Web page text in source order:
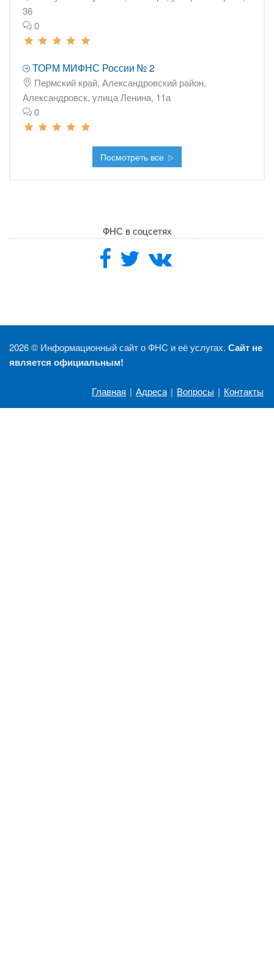
36
0
ТОРМ МИФНС России № 2
Пермский край, Александровский район,
Александровск, улица Ленина, 11а
0
Посмотреть все
ФНС в соцсетях
2026 © Информационный сайт о ФНС и её услугах. Сайт не
является официальным!
Главная | Адреса | Вопросы | Контакты